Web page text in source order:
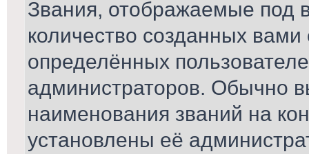
Звания, отображаемые
количество созданных
определённых
администраторов. Обычно
наименования званий на
установлены её